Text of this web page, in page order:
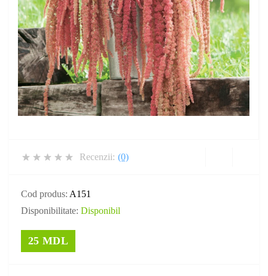
Recenzii: (0)
Cod produs: A151
Disponibilitate: Disponibil
25 MDL